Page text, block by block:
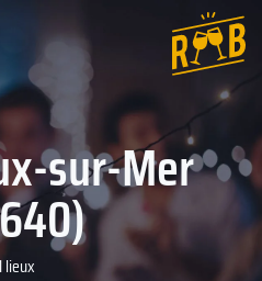
sur-Mer
lieux